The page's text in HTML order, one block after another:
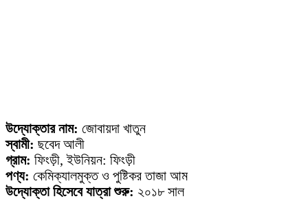
উদ্যোক্তার নাম: জোবায়দা খাতুন
স্বামী: ছবেদ আলী
গ্রাম: ফিংড়ী, ইউনিয়ন: ফিংড়ী
পণ্য: কেমিক্যালমুক্ত ও পুষ্টিকর তাজা আম
উদ্যোক্তা হিসেবে যাত্রা শুরু: ২০১৮ সাল